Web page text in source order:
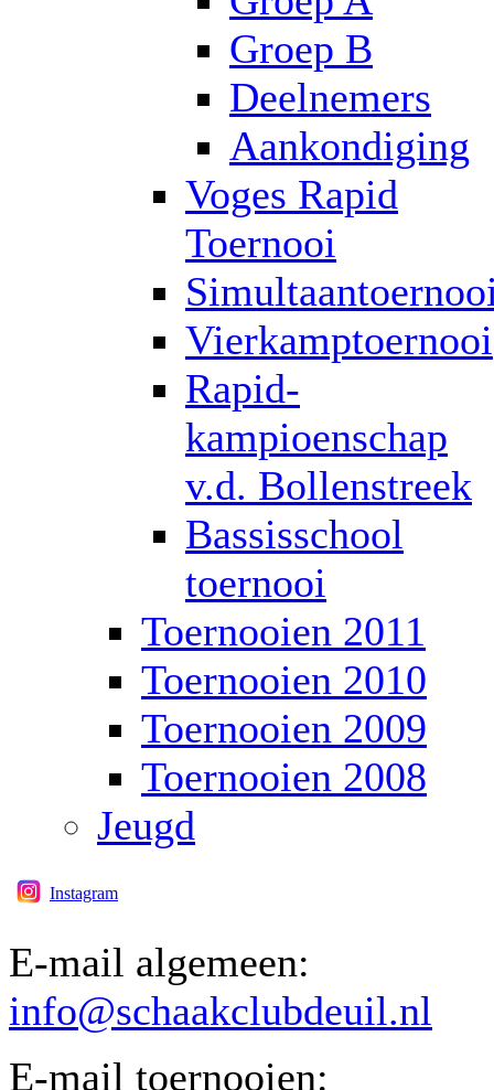
Groep B
Deelnemers
Aankondiging
Voges Rapid
Toernooi
Vierkamptoernooi
Rapid-
kampioenschap
v.d. Bollenstreek
Bassisschool
toernooi
Toernooien 2011
Toernooien 2010
Toernooien 2009
Toernooien 2008
Jeugd
Instagram
E-mail algemeen:
info@schaakclubdeuil.nl
E-mail toernooien: